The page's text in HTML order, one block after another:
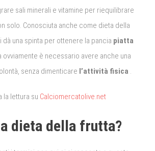
sali minerali e vitamine per riequilibrare
solo. Conosciuta anche come dieta della
dà una spinta per ottenere la pancia piatta
ovviamente è necessario avere anche una
senza dimenticare l’attività fisica .
la lettura su Calciomercatolive.net
dieta della frutta?